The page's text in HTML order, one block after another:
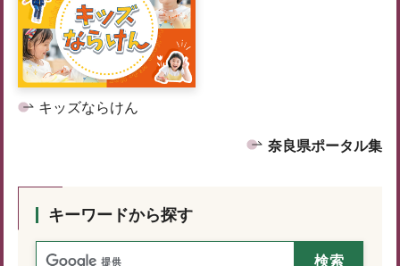
キッズならけん
奈良県ポータル集
キーワードから探す